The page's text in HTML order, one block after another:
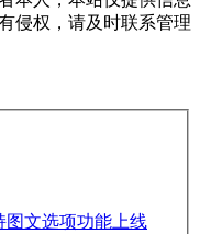
侵权，请及时联系管理
图文选项功能上线